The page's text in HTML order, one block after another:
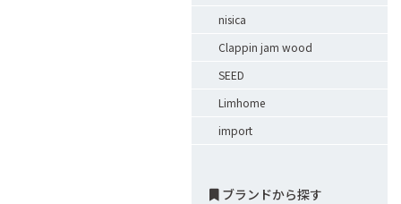
nisica
Clappin jam wood
SEED
Limhome
import
ブランドから探す